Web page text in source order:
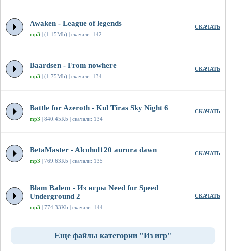
Awaken - League of legends
mp3 | (1.15Mb) | скачали: 142
СКАЧАТЬ
Baardsen - From nowhere
mp3 | (1.75Mb) | скачали: 134
СКАЧАТЬ
Battle for Azeroth - Kul Tiras Sky Night 6
mp3 | 840.45Kb | скачали: 134
СКАЧАТЬ
BetaMaster - Alcohol120 aurora dawn
mp3 | 769.63Kb | скачали: 135
СКАЧАТЬ
Blam Balem - Из игры Need for Speed
Underground 2
mp3 | 774.33Kb | скачали: 144
СКАЧАТЬ
Еще файлы категории "Из игр"